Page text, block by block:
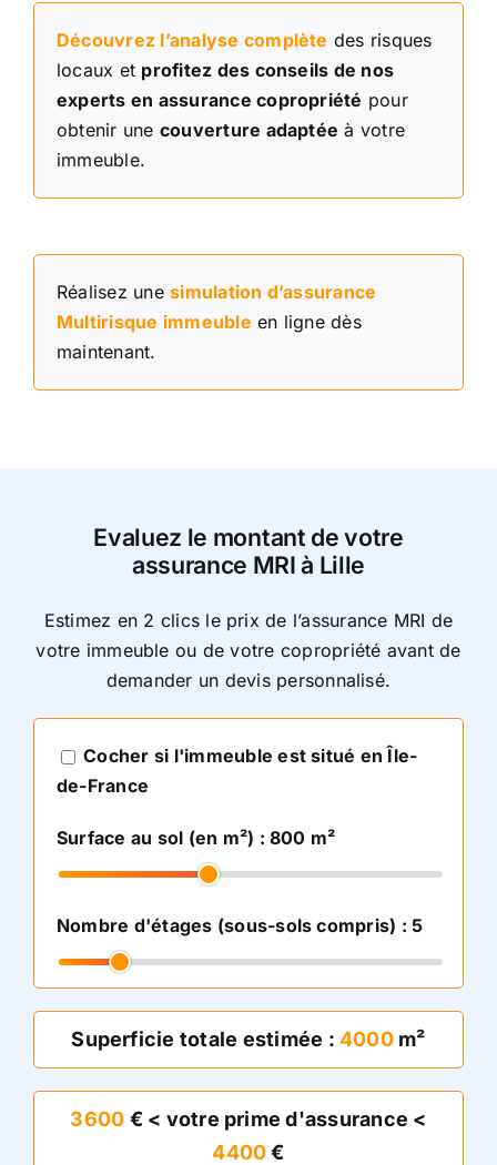
Découvrez l’analyse complète des risques
locaux et profitez des conseils de nos
experts en assurance copropriété pour
obtenir une couverture adaptée à votre
immeuble.
Réalisez unesimulation d’assurance
Multirisque immeuble en ligne dès
maintenant.
Evaluez le montant de votre
assurance MRIà Lille
Estimez en 2 clics le prix de l’assurance MRI de
votre immeuble ou de votre copropriété avant de
demander un devis personnalisé.
Cocher si l'immeuble est situé en Île-
de-France
Surface au sol (en m²) : 800 m²
Nombre d'étages (sous-sols compris) :5
Superficie totale estimée :4000m²
3600 € < votre prime d'assurance <
4400€